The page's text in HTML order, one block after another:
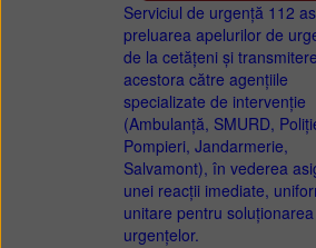
Serviciul de urgență 112
preluarea apelurilor de
de la cetățeni și
acestora către agențiile
specializate de intervenție
(Ambulanță, SMURD,
Pompieri, Jandarmerie,
Salvamont), în vederea
unei reacții imediate,
unitare pentru soluționarea
urgențelor.